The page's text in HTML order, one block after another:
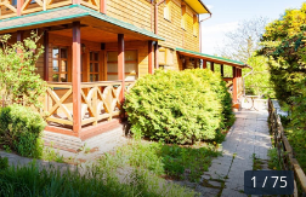
1 /80